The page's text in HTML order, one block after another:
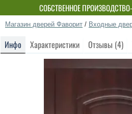
СОБСТВЕННОЕ
Магазин дверей Фаворит / Входные
Инфо Характеристики Отзывы (4)